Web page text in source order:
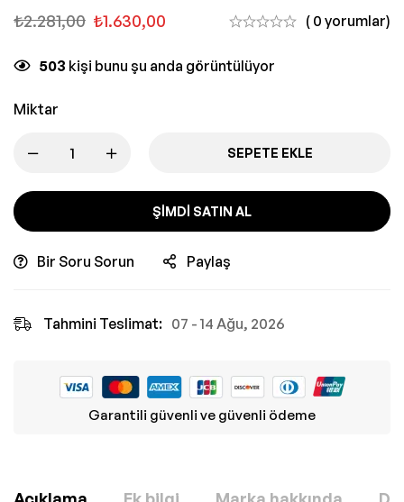
₺2.281,00 ₺1.630,00 ( 0 yorumlar)
503 kişi bunu şu anda görüntülüyor
Miktar
SEPETE EKLE
ŞIMDI SATIN AL
Bir Soru Sorun Paylaş
Tahmini Teslimat: 07 - 14 Ağu, 2026
Garantili güvenli ve güvenli ödeme